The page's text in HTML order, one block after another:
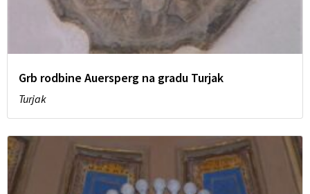
Grb rodbine Auersperg na gradu Turjak
Turjak